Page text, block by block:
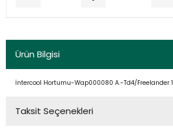
Ürün Bilgisi
İntercool Hortumu-Wap000080 A.-Td4/Freelander 1
Taksit Seçenekleri